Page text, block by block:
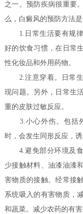
之一。预防疾病很重要
么，白癜风的预防方法
1.日常生活要有规律
好的饮食习惯，在日常
性化妆品和外用药物。
2.注意穿着。日常生
现问题。另外，日常生
重的皮肤过敏反应。
3.小心外伤。包括外
时，会发生同形反应，诱
4.避免部分环境及食
少接触材料、油漆油漆
害物质的接触。经常接
系统吸入的有害物质，
和蔬菜。减少农药的有害